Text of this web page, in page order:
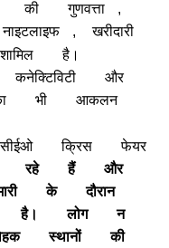
की गुणवत्ता
,
नाइटलाइफ ,
खरीदारी
शामिल
है।
कनेक्टिविटी
और
भी
आकलन
सीईओ क्रिस
फेयर
रहे हैं
और
के
दौरान
है। लोग
न
स्थानों
की